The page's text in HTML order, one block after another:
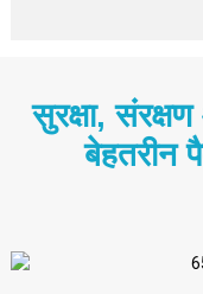
सुरक्षा,
बेहतरीन